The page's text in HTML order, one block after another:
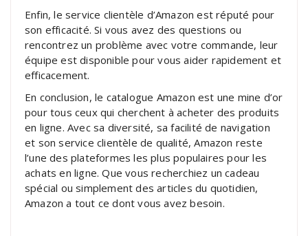
Enfin, le service clientèle d’Amazon est réputé pour
son efficacité. Si vous avez des questions ou
rencontrez un problème avec votre commande, leur
équipe est disponible pour vous aider rapidement et
efficacement.
En conclusion, le catalogue Amazon est une mine d’or
pour tous ceux qui cherchent à acheter des produits
en ligne. Avec sa diversité, sa facilité de navigation
et son service clientèle de qualité, Amazon reste
l’une des plateformes les plus populaires pour les
achats en ligne. Que vous recherchiez un cadeau
spécial ou simplement des articles du quotidien,
Amazon a tout ce dont vous avez besoin.